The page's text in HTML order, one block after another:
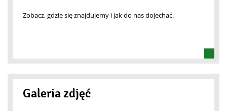
Zobacz, gdzie się znajdujemy i jak do nas dojechać.
Galeria zdjęć